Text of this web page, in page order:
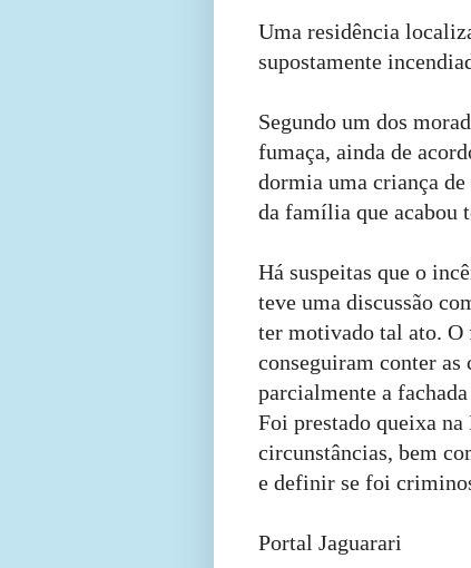
Uma residência
supostamente
Segundo um dos
fumaça, ainda de
dormia uma criança
da família que acabou
Há suspeitas que o
teve uma discussão
ter motivado tal ato. O
conseguiram conter as
parcialmente a
Foi prestado queixa
circunstâncias, bem
e definir se foi
Portal Jaguarari